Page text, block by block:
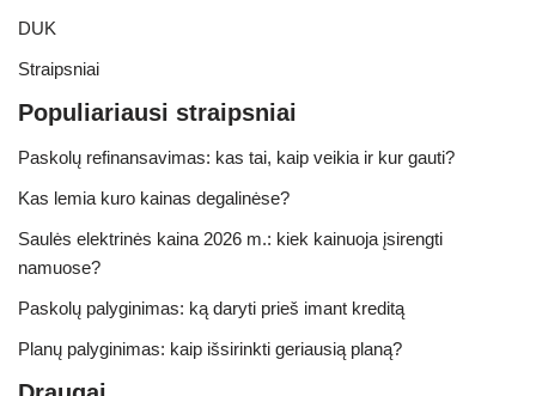
DUK
Straipsniai
Populiariausi straipsniai
Paskolų refinansavimas: kas tai, kaip veikia ir kur gauti?
Kas lemia kuro kainas degalinėse?
Saulės elektrinės kaina 2026 m.: kiek kainuoja įsirengti
namuose?
Paskolų palyginimas: ką daryti prieš imant kreditą
Planų palyginimas: kaip išsirinkti geriausią planą?